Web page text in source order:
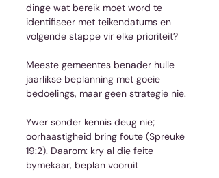
dinge wat bereik moet word te
identifiseer met teikendatums en
volgende stappe vir elke prioriteit?
Meeste gemeentes benader hulle
jaarlikse beplanning met goeie
bedoelings, maar geen strategie nie.
Ywer sonder kennis deug nie;
oorhaastigheid bring foute (Spreuke
19:2). Daarom: kry al die feite
bymekaar, beplan vooruit